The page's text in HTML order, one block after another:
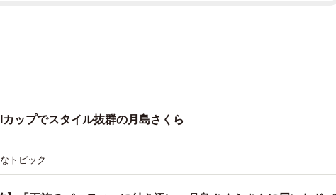
Iカップでスタイル抜群の月島さくら
トピック